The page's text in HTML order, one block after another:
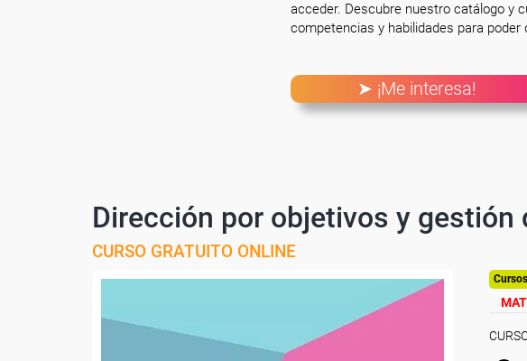
acceder. Descubre nuestro catálogo y
competencias y habilidades para
➤ ¡Me interesa!
Dirección por objetivos y gestión
CURSO GRATUITO ONLINE